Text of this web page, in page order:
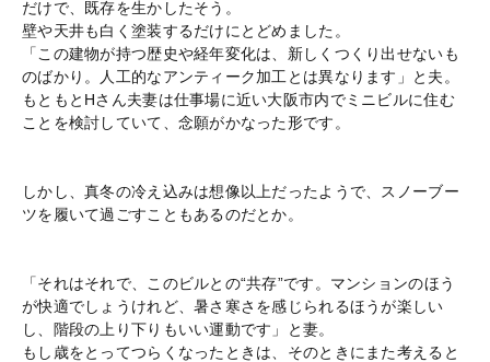
だけで、既存を生かしたそう。
壁や天井も白く塗装するだけにとどめました。
「この建物が持つ歴史や経年変化は、新しくつくり出せないも
のばかり。人工的なアンティーク加工とは異なります」と夫。
もともとHさん夫妻は仕事場に近い大阪市内でミニビルに住む
ことを検討していて、念願がかなった形です。
しかし、真冬の冷え込みは想像以上だったようで、スノーブー
ツを履いて過ごすこともあるのだとか。
「それはそれで、このビルとの“共存”です。マンションのほう
が快適でしょうけれど、暑さ寒さを感じられるほうが楽しい
し、階段の上り下りもいい運動です」と妻。
もし歳をとってつらくなったときは、そのときにまた考えると